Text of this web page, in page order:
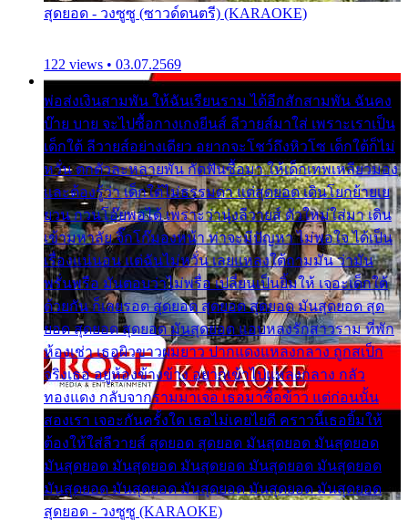
สุดยอด - วงซูซู (ซาวด์ดนตรี) (KARAOKE)
122 views • 03.07.2569
พ่อส่งเงินสามพัน ให้ฉันเรียนราม ได้อีกสักสามพัน ฉันคง
บ๊าย บาย จะไปซื้อกางเกงยีนส์ ลีวายส์มาใส่ เพราะเราเป็น
เด็กใต้ ลีวายส์อย่างเดียว อยากจะโชว์ถึงหิวโซ เด็กใต้ก็ไม่
หวั่น ตกตัวละหลายพัน กัดฟันซื้อมา ให้เด็กเทพเหลียวมอง
และต้องรู้ว่า เด็กใต้ไม่ธรรมดา แต่สุดยอด เดินโยกย้ายเย
ยวน กวนโอ๊ยพอได้ เพราะว่านุ่งลีวายส์ ตัวใหม่ใส่มา เดิน
เข้ามหาลัย จิ๊กโก๊มองหน้า ท่าจะมีปัญหา ไม่พอใจ ได้เป็น
เรื่องแน่นอน แต่ฉันไม่หวั่น เลยแหลงใต้ถามมัน ว่ามัน
พรั่นพรือ มันตอบว่าไม่พรื่อ เปลี่ยนเป็นยิ้มให้ เจอะเด็กใต้
ด้วยกัน ก็เลยรอด สุดยอด สุดยอด สุดยอด มันสุดยอด สุด
ยอด สุดยอด สุดยอด มันสุดยอด แอบหลงรักสาวราม ที่พัก
ห้องเช่า เธอผิวขาวผมยาว ปากแดงแหลงกลาง ถูกสเป็ก
จริงเธอ อยู่ห้องข้างข้าง อยากเข้าไปแหลงกลาง กลัว
ทองแดง กลับจากรามมาเจอ เธอมาซื้อข้าว แต่ก่อนนั้น
สองเรา เจอะกันครั้งใด เธอไม่เคยไยดี คราวนี้เธอยิ้มให้
ต้องให้ใส่ลีวายส์ สุดยอด สุดยอด มันสุดยอด มันสุดยอด
มันสุดยอด มันสุดยอด มันสุดยอด มันสุดยอด มันสุดยอด
มันสุดยอด มันสุดยอด มันสุดยอด มันสุดยอด มันสุดยอด
สุดยอด - วงซูซู (KARAOKE)